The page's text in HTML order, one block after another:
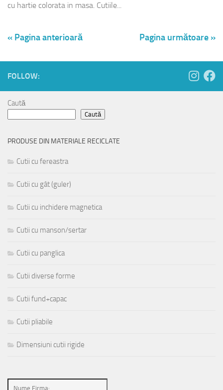
cu hartie colorata in masa. Cutiile...
« Pagina anterioară Pagina următoare »
FOLLOW:
Caută
Caută
PRODUSE DIN MATERIALE RECICLATE
Cutii cu fereastra
Cutii cu gât (guler)
Cutii cu inchidere magnetica
Cutii cu manson/sertar
Cutii cu panglica
Cutii diverse forme
Cutii fund+capac
Cutii pliabile
Dimensiuni cutii rigide